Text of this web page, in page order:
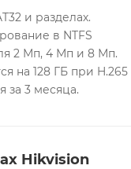
и разделах.
в NTFS
2 Мп, 4 Мп и 8 Мп.
на 128 ГБ при H.265
за 3 месяца.
Hikvision